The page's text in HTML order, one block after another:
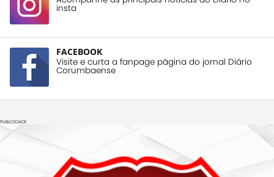
insta
FACEBOOK
Visite e curta a fanpage página do jornal Diário
Corumbaense
PUBLICIDADE